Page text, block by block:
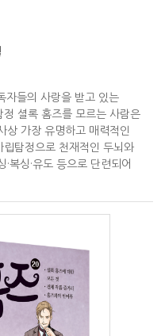
자들의 사랑을 받고 있는
셜록 홈즈를 모르는 사람은
상 가장 유명하고 매력적인
탐정으로 천재적인 두뇌와
복싱·유도 등으로 단련되어